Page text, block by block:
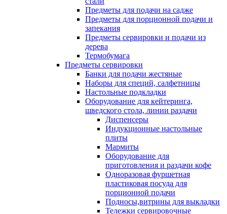
Предметы для подачи на садже
Предметы для порционной подачи и
запекания
Предметы сервировки и подачи из
дерева
Термобумага
Предметы сервировки
Банки для подачи жестяные
Наборы для специй, салфетницы
Настольные подкладки
Оборудование для кейтеринга,
шведского стола, линии раздачи
Диспенсеры
Индукционные настольные
плиты
Мармиты
Оборудование для
приготовления и раздачи кофе
Одноразовая фуршетная
пластиковая посуда для
порционной подачи
Подносы,витрины для выкладки
Тележки сервировочные